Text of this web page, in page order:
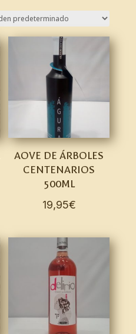
AOVE DE ÁRBOLES
CENTENARIOS
500ML
19,95€